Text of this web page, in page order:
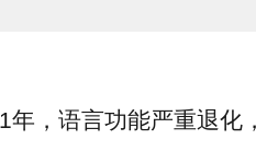
，语言功能严重退化